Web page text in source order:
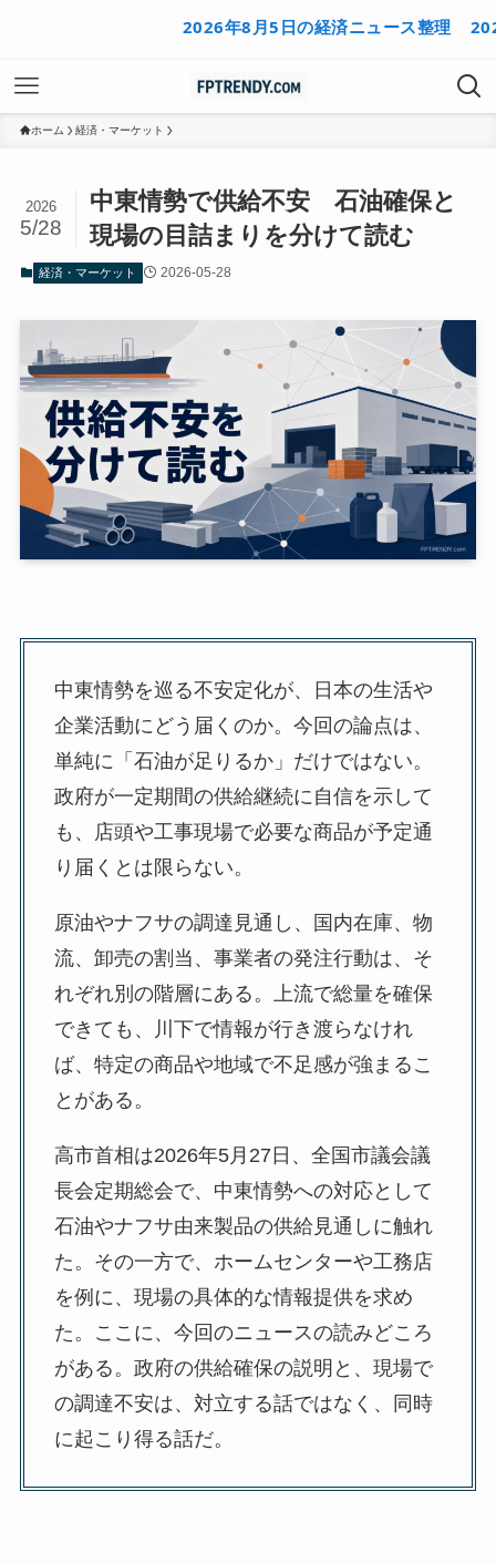
2026年8月5日の経済ニュース整理 2026年8
ホーム 経済・マーケット
中東情勢で供給不安 石油確保と
現場の目詰まりを分けて読む
2026
5/28
経済・マーケット 2026-05-28
中東情勢を巡る不安定化が、日本の生活や
企業活動にどう届くのか。今回の論点は、
単純に「石油が足りるか」だけではない。
政府が一定期間の供給継続に自信を示して
も、店頭や工事現場で必要な商品が予定通
り届くとは限らない。
原油やナフサの調達見通し、国内在庫、物
流、卸売の割当、事業者の発注行動は、そ
れぞれ別の階層にある。上流で総量を確保
できても、川下で情報が行き渡らなけれ
ば、特定の商品や地域で不足感が強まるこ
とがある。
高市首相は2026年5月27日、全国市議会議
長会定期総会で、中東情勢への対応として
石油やナフサ由来製品の供給見通しに触れ
た。その一方で、ホームセンターや工務店
を例に、現場の具体的な情報提供を求め
た。ここに、今回のニュースの読みどころ
がある。政府の供給確保の説明と、現場で
の調達不安は、対立する話ではなく、同時
に起こり得る話だ。